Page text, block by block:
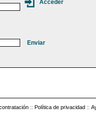
:: Política de privacidad ::